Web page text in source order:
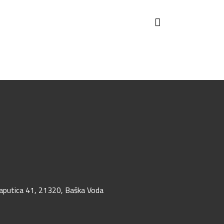
41, 21320, Baška Voda